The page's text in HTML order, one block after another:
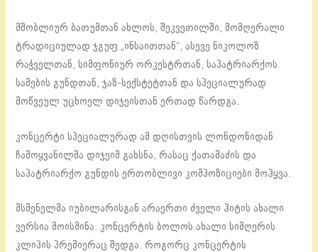
მშობლიურ ბათუმთან ახლოს, შეკვეთილში, მომღერალი
ტრადიციულად ჯგუფ „ინსაითთან“, ასევე ნიკოლოზ
რაჭველთან, სიმფონიურ ორკესტრთან, საპატრიარქოს
სამების გუნდთან, ჯაზ-სექსტეტთან და სპეციალურად
მოწვეულ უცხოელ დიჯეისთან ერთად წარდგა.
კონცერტი სპეციალურად ამ დღისთვის ლონდონიდან
ჩამოყვანილმა დიჯეიმ გახსნა, რასაც ქათამაძის და
საპატრიარქო გუნდის ერთობლივი კომპოზიციები მოჰყვა.
მსმენელმა იუბილარისგან არაერთი ძველი ჰიტის ახალი
ვერსია მოისმინა. კონცერტის ბოლოს ახალი სიმღერის
კლიპის პრემიერაც შედგა. როგორც კონცერტის